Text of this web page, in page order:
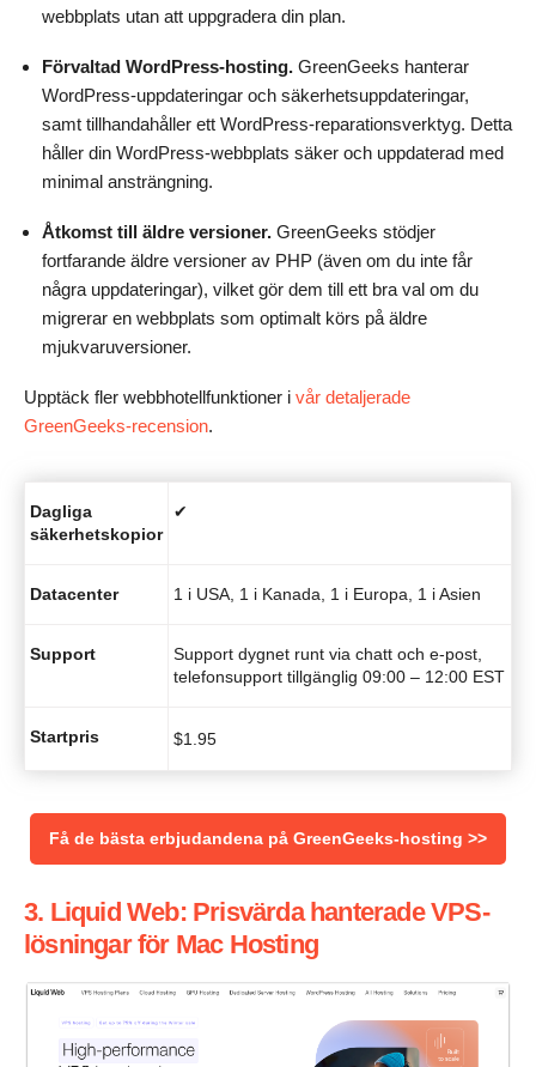
webbplats utan att uppgradera din plan.
Förvaltad WordPress-hosting. GreenGeeks hanterar
WordPress-uppdateringar och säkerhetsuppdateringar,
samt tillhandahåller ett WordPress-reparationsverktyg. Detta
håller din WordPress-webbplats säker och uppdaterad med
minimal ansträngning.
Åtkomst till äldre versioner. GreenGeeks stödjer
fortfarande äldre versioner av PHP (även om du inte får
några uppdateringar), vilket gör dem till ett bra val om du
migrerar en webbplats som optimalt körs på äldre
mjukvaruversioner.
Upptäck fler webbhotellfunktioner i vår detaljerade
GreenGeeks-recension.
Dagliga
säkerhetskopior
✔
Datacenter 1 i USA, 1 i Kanada, 1 i Europa, 1 i Asien
Support
Support dygnet runt via chatt och e-post,
telefonsupport tillgänglig 09:00 – 12:00 EST
Startpris $1.95
Få de bästa erbjudandena på GreenGeeks-hosting >>
3. Liquid Web: Prisvärda hanterade VPS-
lösningar för Mac Hosting